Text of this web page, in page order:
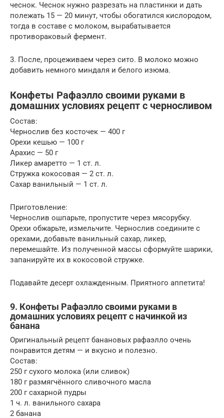
чеснок. Чеснок нужно разрезать на пластинки и дать
полежать 15 — 20 минут, чтобы обогатился кислородом,
тогда в составе с молоком, вырабатывается
противораковый фермент.
3. После, процеживаем через сито. В молоко можно
добавить немного миндаля и белого изюма.
Конфеты Рафаэлло своими руками в
домашних условиях рецепт с черносливом
Состав:
Чернослив без косточек — 400 г
Орехи кешью — 100 г
Арахис — 50 г
Ликер амаретто — 1 ст. л.
Стружка кокосовая — 2 ст. л.
Сахар ванильный — 1 ст. л.
Приготовление:
Чернослив ошпарьте, пропустите через мясорубку.
Орехи обжарьте, измельчите. Чернослив соедините с
орехами, добавьте ванильный сахар, ликер,
перемешайте. Из полученной массы сформуйте шарики,
запанируйте их в кокосовой стружке.
Подавайте десерт охлажденным. Приятного аппетита!
9. Конфеты Рафаэлло своими руками в
домашних условиях рецепт с начинкой из
банана
Оригинальный рецепт банановых рафаэлло очень
понравится детям — и вкусно и полезно.
Состав:
250 г сухого молока (или сливок)
180 г размягчённого сливочного масла
200 г сахарной пудры
1 ч. л. ванильного сахара
2 банана